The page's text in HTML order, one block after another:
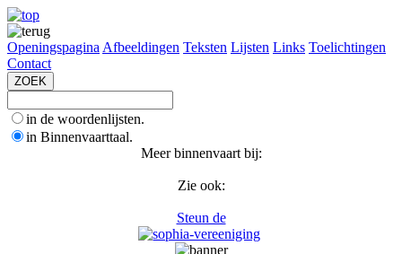
Openingspagina Afbeeldingen Teksten Lijsten Links Toelichtingen
Contact
in de woordenlijsten.
in Binnenvaarttaal.
Meer binnenvaart bij:
Zie ook:
Steun de